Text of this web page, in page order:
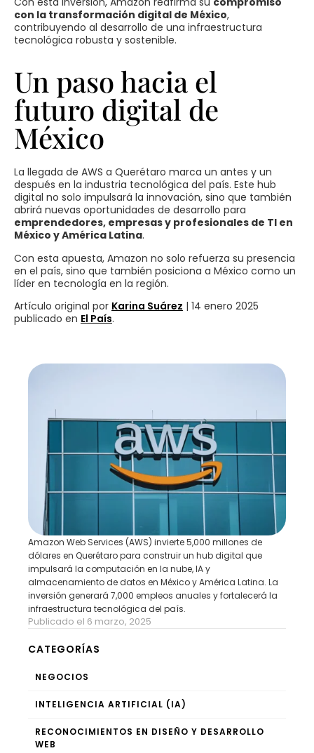
con la transformación digital de México,
contribuyendo al desarrollo de una infraestructura
tecnológica robusta y sostenible.
Un paso hacia el
futuro digital de
México
La llegada de AWS a Querétaro marca un antes y un
después en la industria tecnológica del país. Este hub
digital no solo impulsará la innovación, sino que también
abrirá nuevas oportunidades de desarrollo para
emprendedores, empresas y profesionales de TI en
México y América Latina.
Con esta apuesta, Amazon no solo refuerza su presencia
en el país, sino que también posiciona a México como un
líder en tecnología en la región.
Artículo original por Karina Suárez | 14 enero 2025
publicado en El País.
Amazon Web Services (AWS) invierte 5,000 millones de
dólares en Querétaro para construir un hub digital que
impulsará la computación en la nube, IA y
almacenamiento de datos en México y América Latina. La
inversión generará 7,000 empleos anuales y fortalecerá la
infraestructura tecnológica del país.
Publicado el 6 marzo, 2025
CATEGORÍAS
NEGOCIOS
INTELIGENCIA ARTIFICIAL (IA)
RECONOCIMIENTOS EN DISEÑO Y DESARROLLO
WEB